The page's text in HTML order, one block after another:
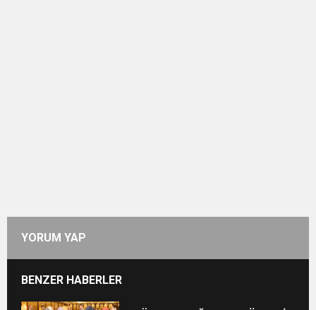
YORUM YAP
BENZER HABERLER